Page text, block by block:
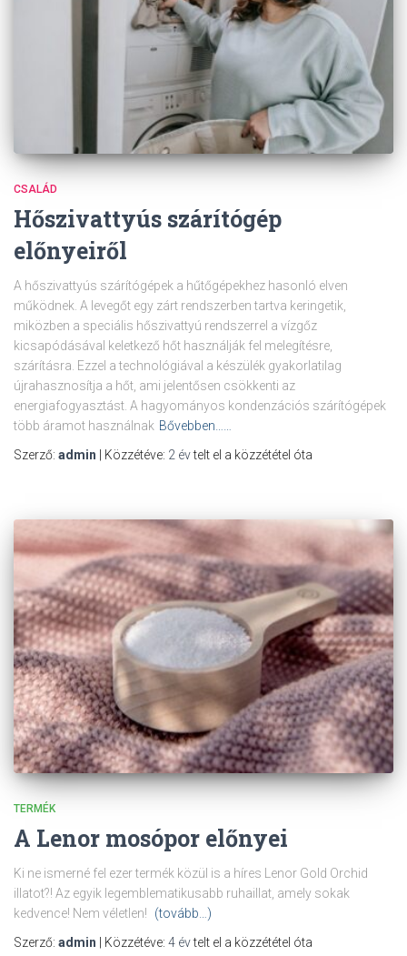
CSALÁD
Hőszivattyús szárítógép
előnyeiről
A hőszivattyús szárítógépek a hűtőgépekhez hasonló elven
működnek. A levegőt egy zárt rendszerben tartva keringetik,
miközben a speciális hőszivattyú rendszerrel a vízgőz
kicsapódásával keletkező hőt használják fel melegítésre,
szárításra. Ezzel a technológiával a készülék gyakorlatilag
újrahasznosítja a hőt, ami jelentősen csökkenti az
energiafogyasztást. A hagyományos kondenzációs szárítógépek
több áramot használnak Bővebben……
Szerző: admin | Közzétéve: 2 évtelt el a közzététel óta
TERMÉK
A Lenor mosópor előnyei
Ki ne ismerné fel ezer termék közül is a híres Lenor Gold Orchid
illatot?! Az egyik legemblematikusabb ruhaillat, amely sokak
kedvence! Nem véletlen!
(tovább…)
Szerző: admin | Közzétéve: 4 évtelt el a közzététel óta